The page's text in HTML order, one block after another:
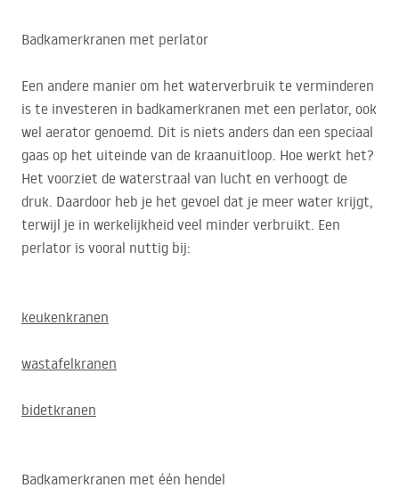
Badkamerkranen met perlator
Een andere manier om het waterverbruik te verminderen
is te investeren in badkamerkranen met een perlator, ook
wel aerator genoemd. Dit is niets anders dan een speciaal
gaas op het uiteinde van de kraanuitloop. Hoe werkt het?
Het voorziet de waterstraal van lucht en verhoogt de
druk. Daardoor heb je het gevoel dat je meer water krijgt,
terwijl je in werkelijkheid veel minder verbruikt. Een
perlator is vooral nuttig bij:
keukenkranen
wastafelkranen
bidetkranen
Badkamerkranen met één hendel